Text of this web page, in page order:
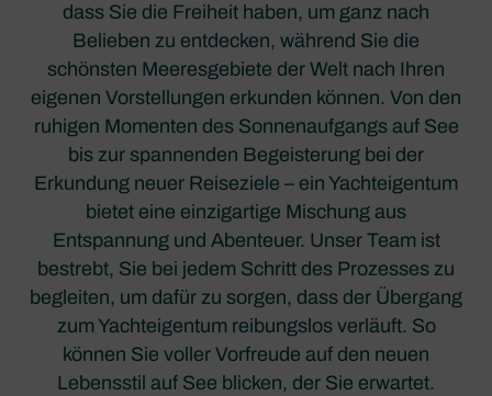
dass Sie die Freiheit haben, um ganz nach
Belieben zu entdecken, während Sie die
schönsten Meeresgebiete der Welt nach Ihren
eigenen Vorstellungen erkunden können. Von den
ruhigen Momenten des Sonnenaufgangs auf See
bis zur spannenden Begeisterung bei der
Erkundung neuer Reiseziele – ein Yachteigentum
bietet eine einzigartige Mischung aus
Entspannung und Abenteuer. Unser Team ist
bestrebt, Sie bei jedem Schritt des Prozesses zu
begleiten, um dafür zu sorgen, dass der Übergang
zum Yachteigentum reibungslos verläuft. So
können Sie voller Vorfreude auf den neuen
Lebensstil auf See blicken, der Sie erwartet.